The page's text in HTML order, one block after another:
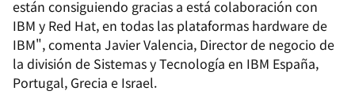
están consiguiendo gracias a está colaboración con
IBM y Red Hat, en todas las plataformas hardware de
IBM", comenta Javier Valencia, Director de negocio de
la división de Sistemas y Tecnología en IBM España,
Portugal, Grecia e Israel.